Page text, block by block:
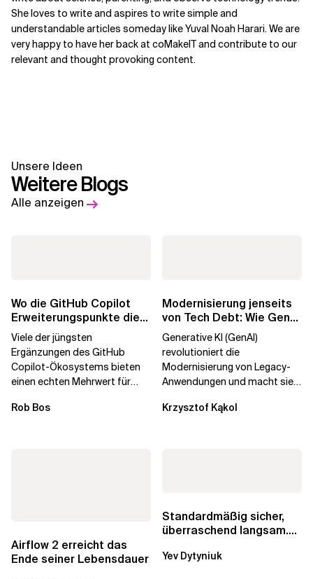
She loves to write and aspires to write simple and
understandable articles someday like Yuval Noah Harari. We are
very happy to have her back at coMakeIT and contribute to our
relevant and thought provoking content.
Unsere Ideen
Weitere Blogs
Alle anzeigen
Wo die GitHub Copilot
Erweiterungspunkte die
Governance brechen
Viele der jüngsten
Ergänzungen des GitHub
Copilot-Ökosystems bieten
einen echten Mehrwert für
aber auch die...
Rob Bos
Modernisierung jenseits
von Tech Debt: Wie GenAI
die
Generative KI (GenAI)
revolutioniert die
Modernisierung von Legacy-
Anwendungen und macht sie
Durch die Automatisierung...
Krzysztof Kąkol
Airflow 2 erreicht das
Ende seiner Lebensdauer
Standardmäßig sicher,
überraschend langsam.
über die RDS...
Yev Dytyniuk